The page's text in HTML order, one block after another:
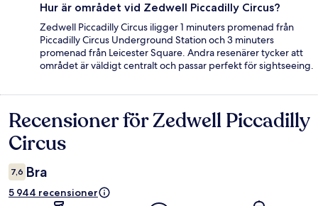
Hur är området vid Zedwell Piccadilly Circus?
Zedwell Piccadilly Circus iligger 1 minuters promenad från
Piccadilly Circus Underground Station och 3 minuters
promenad från Leicester Square. Andra resenärer tycker att
området är väldigt centralt och passar perfekt för sightseeing.
Recensioner
Recensioner för Zedwell Piccadilly
Circus
7,6 Bra
5 944 recensioner